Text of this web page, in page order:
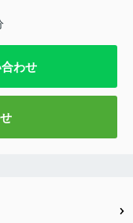
わせ